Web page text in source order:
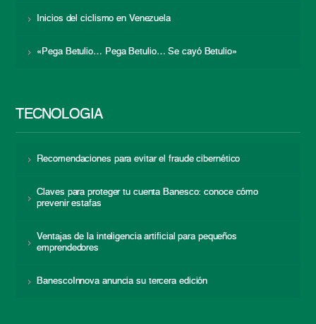
Inicios del ciclismo en Venezuela
«Pega Betulio… Pega Betulio… Se cayó Betulio»
TECNOLOGÍA
Recomendaciones para evitar el fraude cibernético
Claves para proteger tu cuenta Banesco: conoce cómo
prevenir estafas
Ventajas de la inteligencia artificial para pequeños
emprendedores
BanescoInnova anuncia su tercera edición